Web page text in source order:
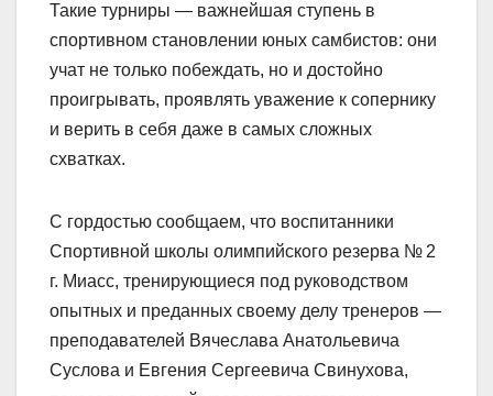
Такие турниры — важнейшая ступень в
спортивном становлении юных самбистов: они
учат не только побеждать, но и достойно
проигрывать, проявлять уважение к сопернику
и верить в себя даже в самых сложных
схватках.
С гордостью сообщаем, что воспитанники
Спортивной школы олимпийского резерва № 2
г. Миасс, тренирующиеся под руководством
опытных и преданных своему делу тренеров —
преподавателей Вячеслава Анатольевича
Суслова и Евгения Сергеевича Свинухова,